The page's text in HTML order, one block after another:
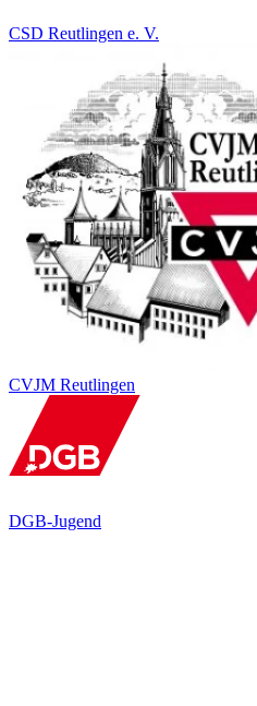
CSD Reutlingen e. V.
CVJM Reutlingen
DGB-Jugend